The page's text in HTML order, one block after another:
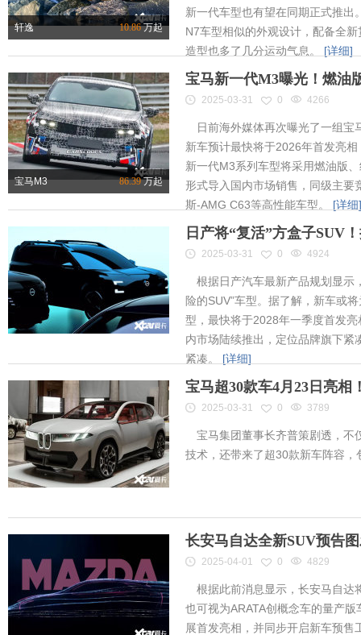
轩逸 10.86万起
新一代车型也有望在同期正式推出
N7车型相似的外观设计，配备全
造型也多了几分运动气息。 [详细]
宝马M3 86.39万起
宝马新一代M3曝光！燃油
2025-03-31 0 4266
日前海外媒体再次曝光了一组宝
新车预计最快将于2026年首发亮
新一代M3系列车型将采用燃油版
形式导入国内市场销售，同级主要
斯-AMG C63等高性能车型。 [详细]
日产将“复活”方盒子SUV
2025-03-31 0 4924
根据日产汽车最新产品规划显示
险的SUV”车型。据了解，新车或
型，最快将于2028年一季度首发
内市场陆续推出，定位品牌旗下紧
紧凑。 [详细]
宝马超30款车4月23日亮
2025-03-31 0 3789
宝马集团董事长齐普策剧透，不
技术，还带来了超30款新车阵容
长安马自达全新SUV预告
2025-04-01 0 4829
根据此前消息显示，长安马自达
也可视为ARATA创概念车的量产
展首发亮相，并同步开启新车预售